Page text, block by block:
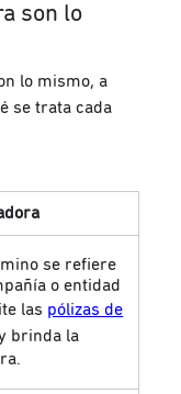
son lo
lo mismo, a
se trata cada
se refiere
o entidad
las pólizas de
brinda la